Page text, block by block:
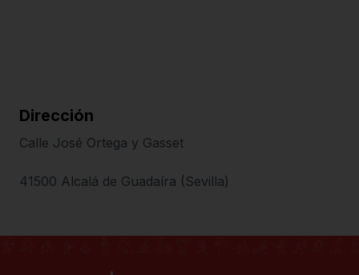
Dirección
Calle José Ortega y Gasset
41500 Alcalá de Guadaíra (Sevilla)